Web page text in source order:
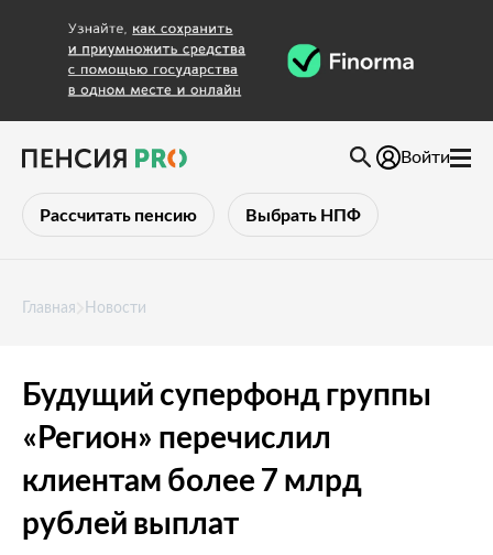
Рассчитать пенсию Выбрать НПФ
Войти
Главная Новости
Будущий суперфонд группы
«Регион» перечислил
клиентам более 7 млрд
рублей выплат